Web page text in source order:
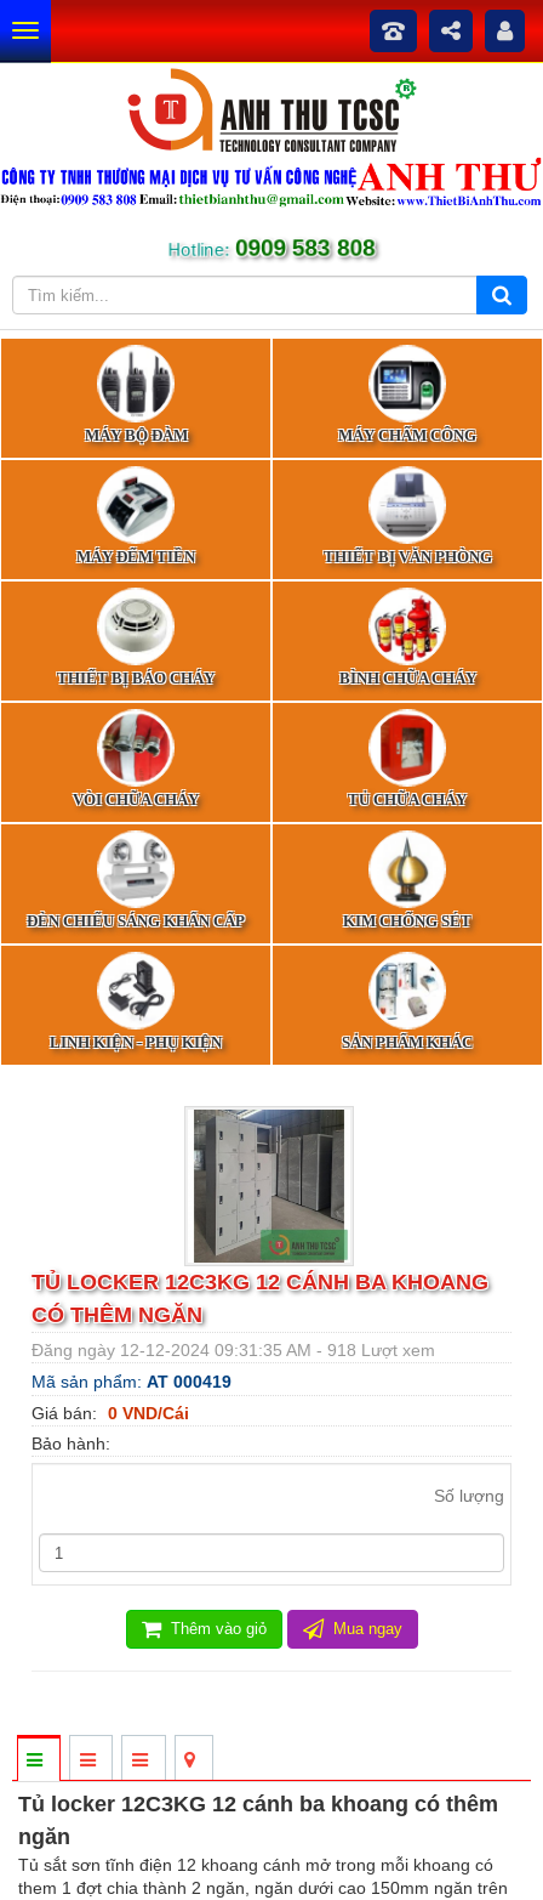
Hotline: 0909 583 808
MÁY BỘ ĐÀM MÁY CHẤM CÔNG
MÁY ĐẾM TIỀN THIẾT BỊ VĂN PHÒNG
THIẾT BỊ BÁO CHÁY BÌNH CHỮA CHÁY
VÒI CHỮA CHÁY TỦ CHỮA CHÁY
ĐÈN CHIẾU SÁNG KHẨN CẤP KIM CHỐNG SÉT
LINH KIỆN - PHỤ KIỆN SẢN PHẨM KHÁC
TỦ LOCKER 12C3KG 12 CÁNH BA KHOANG
CÓ THÊM NGĂN
Đăng ngày 12-12-2024 09:31:35 AM - 918 Lượt xem
Mã sản phẩm: AT 000419
Giá bán:
0 VND/Cái
Bảo hành:
Số lượng
Thêm vào giỏ Mua ngay
Tủ locker 12C3KG 12 cánh ba khoang có thêm
ngăn
Tủ sắt sơn tĩnh điện 12 khoang cánh mở trong mỗi khoang có
them 1 đợt chia thành 2 ngăn, ngăn dưới cao 150mm ngăn trên